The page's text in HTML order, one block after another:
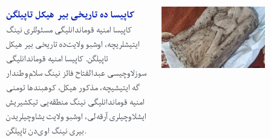
کاپیسا ده تاریخی بیر هیکل تاپیلگن
کاپیسا امنیه قوماندانلیگی مسئوللری نینگ
ایتیشلریچه، اوشبو ولایت‌‌ده تاریخی بیر هیکل
تاپیلگن. کاپیسا امنیه قوماندانلیگی
سوزلاوچیسی عبدالفتاح فائز نینگ سلام‌وطندار
گه ایتیشیچه، مذکور هیکل، کوهبندها تومنی
امنیه قوماندانلیگی نینگ منطقه‌یی تیکشیریش
ایشلاوچیلری آرقه‌لی، اوشبو ولایت یشاوچیلریدن
بیری نینگ اوی‌دن تاپیلگن.